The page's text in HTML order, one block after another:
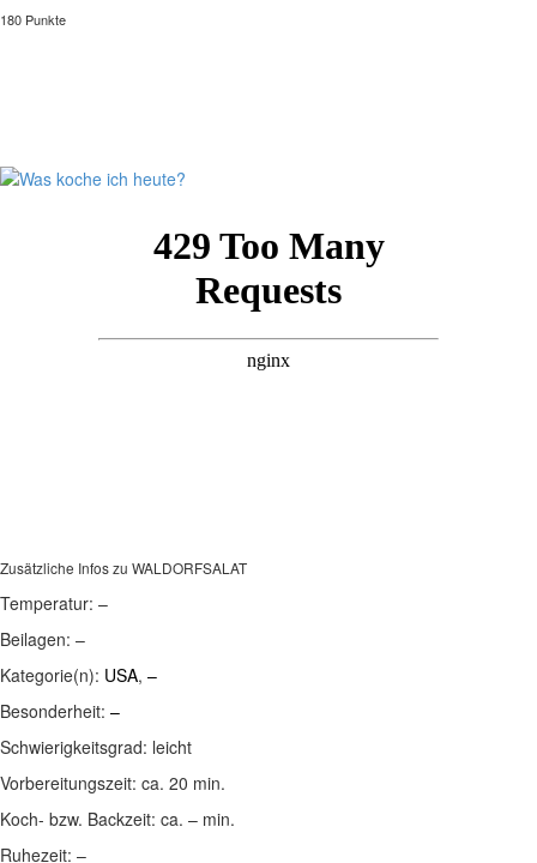
180 Punkte
Zusätzliche Infos zu WALDORFSALAT
Temperatur: –
Beilagen: –
Kategorie(n): USA, –
Besonderheit: –
Schwierigkeitsgrad: leicht
Vorbereitungszeit: ca. 20 min.
Koch- bzw. Backzeit: ca. – min.
Ruhezeit: –